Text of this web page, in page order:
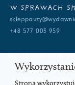
W SPRAWACH
+48 577 003 959
+48 501 177 119
Strona